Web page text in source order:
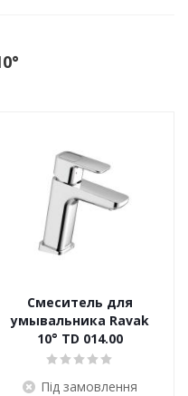
Смеситель для
умывальника Ravak
10° TD 014.00
Під замовлення